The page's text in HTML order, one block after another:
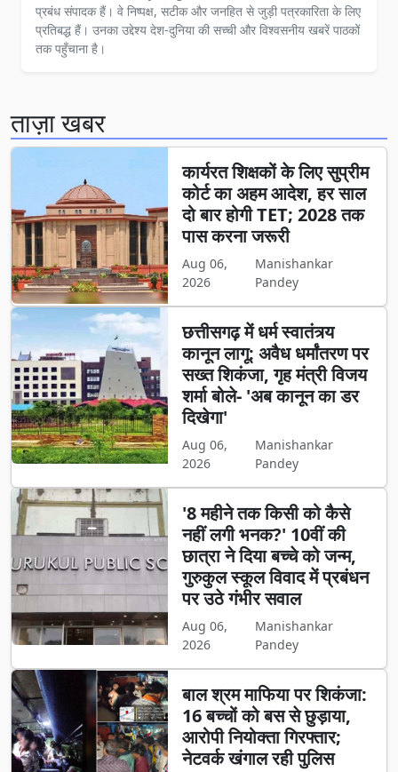
प्रबंध संपादक हैं। वे निष्पक्ष, सटीक और जनहित से जुड़ी पत्रकारिता के लिए
प्रतिबद्ध हैं। उनका उद्देश्य देश-दुनिया की सच्ची और विश्वसनीय खबरें पाठकों
तक पहुँचाना है।
ताज़ा खबर
कार्यरत शिक्षकों के लिए सुप्रीम
कोर्ट का अहम आदेश, हर साल
दो बार होगी TET; 2028 तक
पास करना जरूरी
Aug 06,
2026
Manishankar
Pandey
छत्तीसगढ़ में धर्म स्वातंत्र्य
कानून लागू: अवैध धर्मांतरण पर
सख्त शिकंजा, गृह मंत्री विजय
शर्मा बोले- 'अब कानून का डर
दिखेगा'
Aug 06,
2026
Manishankar
Pandey
'8 महीने तक किसी को कैसे
नहीं लगी भनक?' 10वीं की
छात्रा ने दिया बच्चे को जन्म,
गुरुकुल स्कूल विवाद में प्रबंधन
पर उठे गंभीर सवाल
Aug 06,
2026
Manishankar
Pandey
बाल श्रम माफिया पर शिकंजा:
16 बच्चों को बस से छुड़ाया,
आरोपी नियोक्ता गिरफ्तार;
नेटवर्क खंगाल रही पुलिस